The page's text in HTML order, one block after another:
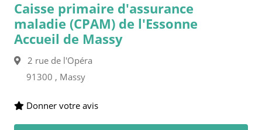
Caisse primaire d'assurance
maladie (CPAM) de l'Essonne
Accueil de Massy
2 rue de l'Opéra
91300 , Massy
Donner votre avis